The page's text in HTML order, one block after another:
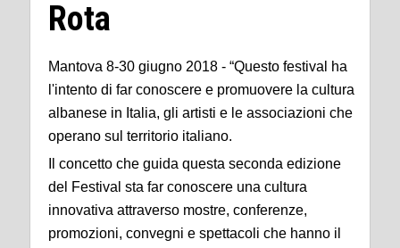
Rota
Mantova 8-30 giugno 2018 - “Questo festival ha
l'intento di far conoscere e promuovere la cultura
albanese in Italia, gli artisti e le associazioni che
operano sul territorio italiano.
Il concetto che guida questa seconda edizione
del Festival sta far conoscere una cultura
innovativa attraverso mostre, conferenze,
promozioni, convegni e spettacoli che hanno il